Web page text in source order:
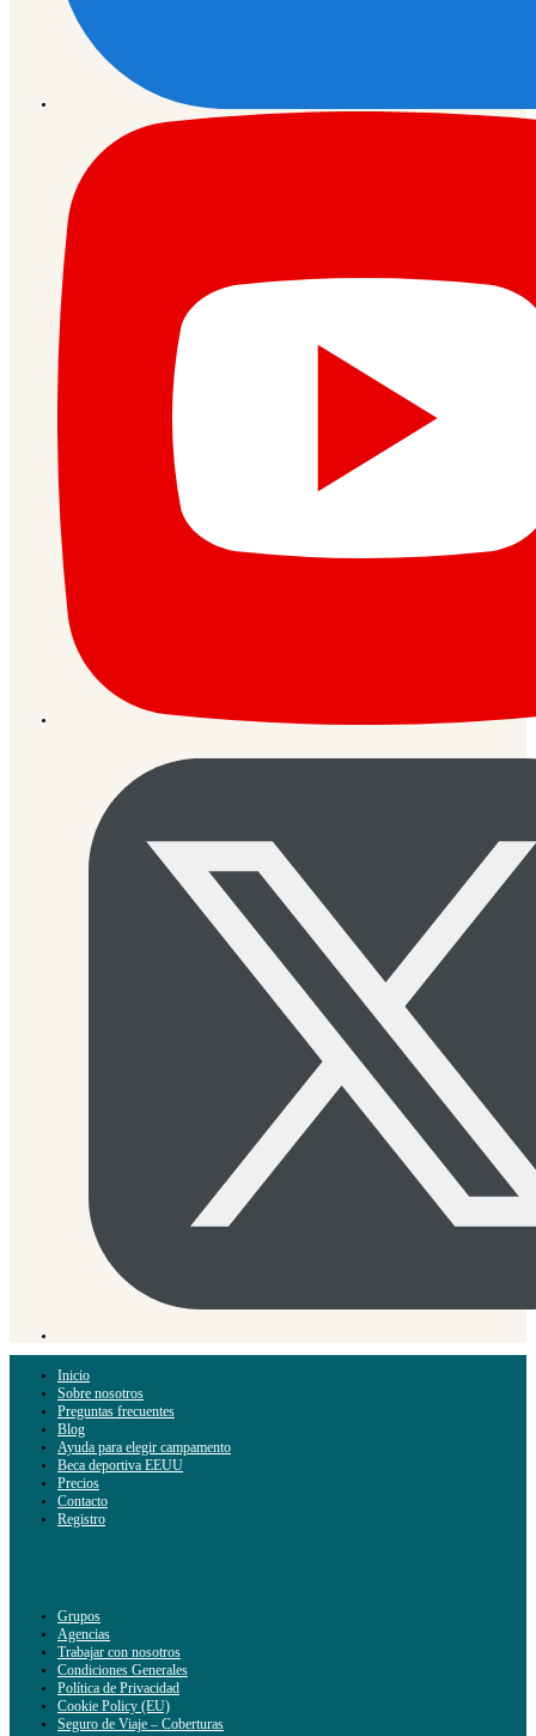
Inicio
Sobre nosotros
Preguntas frecuentes
Blog
Ayuda para elegir campamento
Beca deportiva EEUU
Precios
Contacto
Registro
Grupos
Agencias
Trabajar con nosotros
Condiciones Generales
Política de Privacidad
Cookie Policy (EU)
Seguro de Viaje – Coberturas